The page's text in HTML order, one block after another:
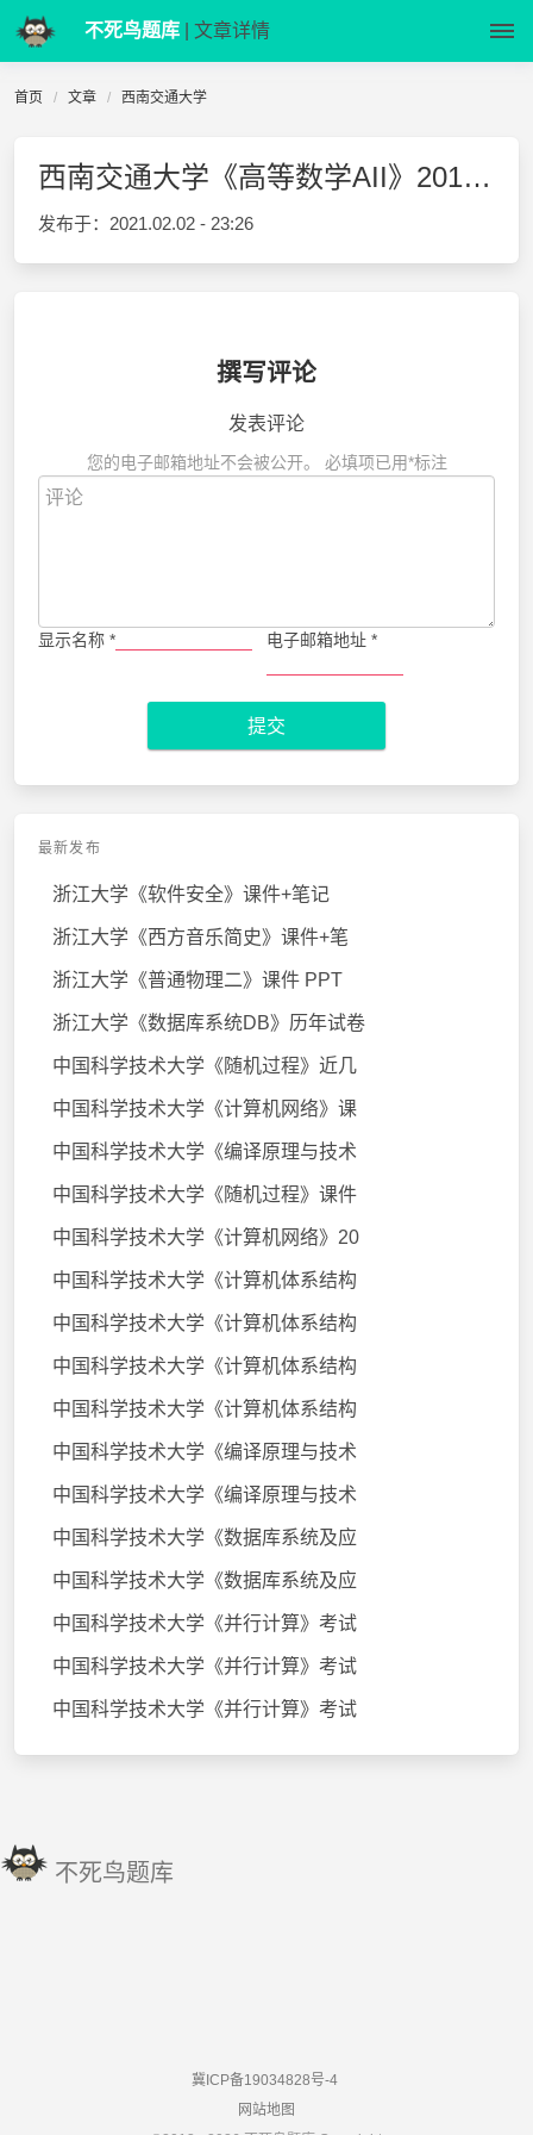
不死鸟题库 | 文章详情
首页 文章 西南交通大学
西南交通大学《高等数学AII》2018-2019-2 期中试卷及答案
发布于： 2021.02.02 - 23:26
撰写评论
发表评论
您的电子邮箱地址不会被公开。 必填项已用*标注
显示名称 * 电子邮箱地址 *
提交
最新发布
浙江大学《软件安全》课件+笔记
浙江大学《西方音乐简史》课件+笔
浙江大学《普通物理二》课件 PPT
浙江大学《数据库系统DB》历年试卷
中国科学技术大学《随机过程》近几
中国科学技术大学《计算机网络》课
中国科学技术大学《编译原理与技术
中国科学技术大学《随机过程》课件
中国科学技术大学《计算机网络》20
中国科学技术大学《计算机体系结构
中国科学技术大学《计算机体系结构
中国科学技术大学《计算机体系结构
中国科学技术大学《计算机体系结构
中国科学技术大学《编译原理与技术
中国科学技术大学《编译原理与技术
中国科学技术大学《数据库系统及应
中国科学技术大学《数据库系统及应
中国科学技术大学《并行计算》考试
中国科学技术大学《并行计算》考试
中国科学技术大学《并行计算》考试
不死鸟题库
冀ICP备19034828号-4
网站地图